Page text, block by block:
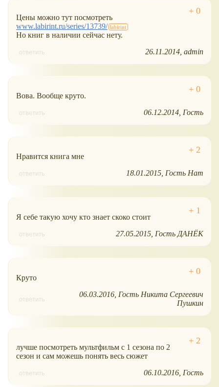
Цены можно тут посмотреть
www.labirint.ru/series/13739/
Но книг в наличии сейчас нету.
ответить 26.11.2014 admin
Вова. Вообще круто.
ответить 06.12.2014 Гость
Нравится книга мне
ответить 18.01.2015 Гость Нат
Я себе такую хочу кто знает скоко стоит
ответить 27.05.2015 Гость ДАНЁК
Круто
ответить
06.03.2016 Гость Никита Сергеевич
Пушкин
лучше посмотреть мультфильм с 1 сезона по 2
сезон и сам можешь понять весь сюжет
ответить 06.10.2016 Гость